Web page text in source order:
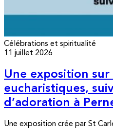
Célébrations et spiritualité
11 juillet 2026
Une exposition sur
eucharistiques,
d’adoration à
Une exposition crée par St